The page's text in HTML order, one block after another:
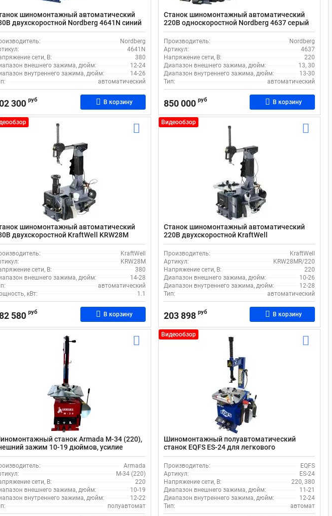
шиномонтажный автоматический
двухскоростной Nordberg 4641N синий
Nordberg
4641N
сети, В:
380
внешнего зажима, дюйм:
12-24
внутреннего зажима, дюйм:
14-26
автоматический
300 руб В корзину
Станок шиномонтажный автоматический
220В односкоростной Nordberg 4637 серый
Производитель:
Nordberg
Артикул:
4637
Напряжение сети, В:
220
Диапазон внешнего зажима, дюйм:
13, 30
Диапазон внутреннего зажима, дюйм:
13-30
Тип:
автоматический
850 000 руб В корзину
шиномонтажный автоматический
двухскоростной KraftWell KRW28M
KraftWell
KRW28M
сети, В:
380
внешнего зажима, дюйм:
14-28
автоматический
кВт:
1.1
580 руб В корзину
Видеообзор
Станок шиномонтажный автоматический
220В двухскоростной KraftWell
KRW28MR/220 серый
Производитель:
KraftWell
Артикул:
KRW28MR/220
Напряжение сети, В:
220
Диапазон внешнего зажима, дюйм:
10-26
Диапазон внутреннего зажима, дюйм:
12-28
Тип:
автоматический
203 898 руб В корзину
станок Armada M-34 (220),
зажим 10-19 дюймов, усилие
2500кг
Armada
M-34 (220)
сети, В:
220
внешнего зажима, дюйм:
10-19
внутреннего зажима, дюйм:
12-22
полуавтомат
Видеообзор
Шиномонтажный полуавтоматический
станок EQFS ES-24 для легкового
транспорта
Производитель:
EQFS
Артикул:
ES-24
Напряжение сети, В:
220, 380
Диапазон внешнего зажима, дюйм:
11-21
Диапазон внутреннего зажима, дюйм:
12-24
Тип:
автомат